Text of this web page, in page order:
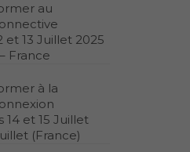
au
et 13 Juillet 2025
France
à la
14 et 15 Juillet
(France)